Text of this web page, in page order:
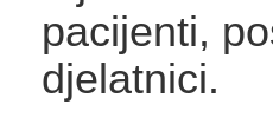
pacijenti,
djelatnici.